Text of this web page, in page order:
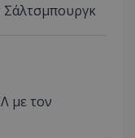
με τον